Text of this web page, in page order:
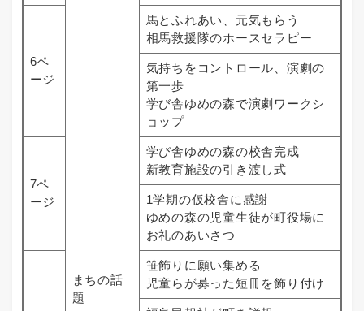
まちの話
題
6ペ
ージ
馬とふれあい、元気もらう
相馬救援隊のホースセラピー
気持ちをコントロール、演劇の
第一歩
学び舎ゆめの森で演劇ワークシ
ョップ
7ペ
ージ
学び舎ゆめの森の校舎完成
新教育施設の引き渡し式
1学期の仮校舎に感謝
ゆめの森の児童生徒が町役場に
お礼のあいさつ
笹飾りに願い集める
児童らが募った短冊を飾り付け